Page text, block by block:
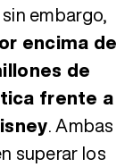
embargo,
encima de
de
frente a
. Ambas
superar los